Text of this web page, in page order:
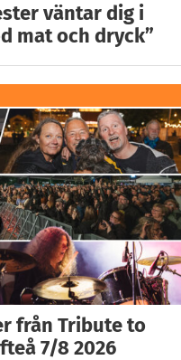
väntar dig i
mat och dryck”
från Tribute to
7/8 2026